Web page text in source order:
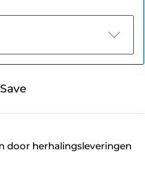
door herhalingsleveringen